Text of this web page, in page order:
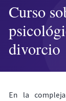
Curso
divorcio
En la